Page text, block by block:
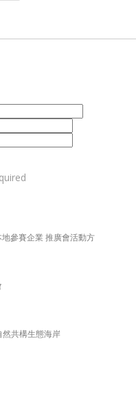
參賽企業 推廣會活動方
共構生態海岸